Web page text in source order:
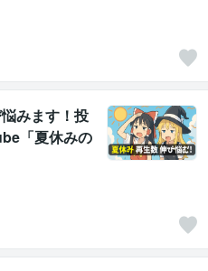
みます！投
「夏休みの
ゆっくりコ